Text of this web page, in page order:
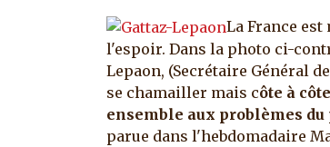
La France
l'espoir. Dans la photo ci-
Lepaon, (Secrétaire Général
se chamailler mais côte à
ensemble aux problèmes du
parue dans l'hebdomadaire